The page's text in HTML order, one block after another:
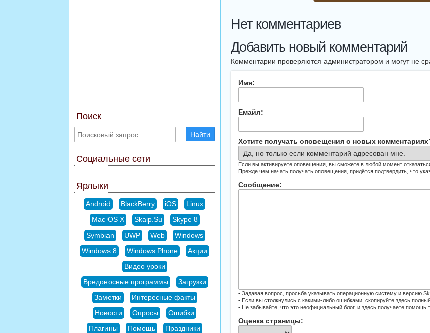
Нет комментариев
Добавить новый комментарий
Комментарии проверяются администратором и могут не
Имя:
Емайл:
Хотите получать оповещения о новых
Если вы активируете оповещения, вы сможете в любой момент
Прежде чем начать получать оповещения, придётся подтвердить, что
Сообщение:
• Задавая вопрос, просьба указывать операционную систему и версию
• Если вы столкнулись с какими-либо ошибками, скопируйте здесь
• Не забывайте, что это неофициальный блог, и здесь получаете помощь
Оценка страницы:
Поиск
Найти
Социальные сети
Ярлыки
Android BlackBerry iOS
Linux
Mac OS X
Skaip.Su
Skype 8
Symbian
UWP Web
Windows
Windows 8
Windows Phone
Акции
Видео уроки
Вредоносные программы
Загрузки
Заметки
Интересные факты
Новости
Опросы
Ошибки
Плагины
Помощь
Праздники